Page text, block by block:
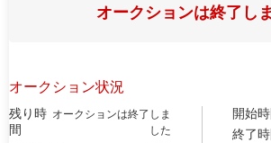
オークションは終了し
オークション状況
残り時
間
オークションは終了しま
した
開始
終了